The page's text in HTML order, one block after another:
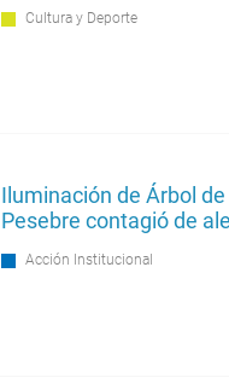
Cultura y Deporte
Iluminación de Árbol
Pesebre contagió de
Acción Institucional